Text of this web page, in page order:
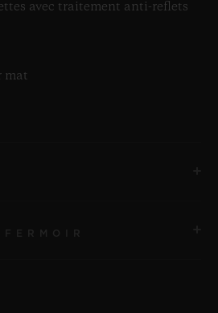
avec traitement anti-reflets
mat